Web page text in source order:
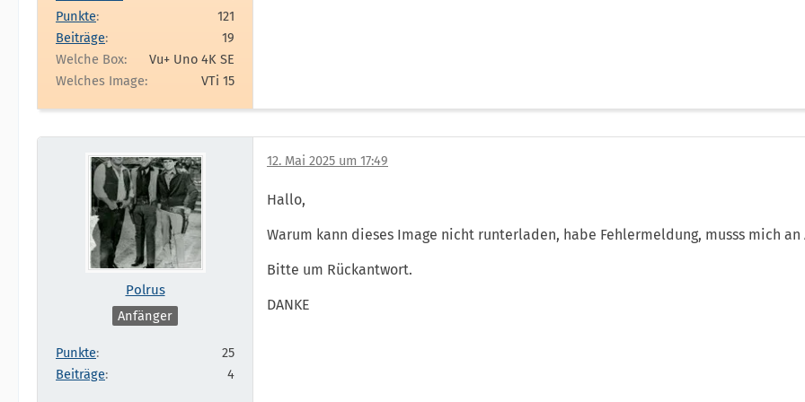
Punkte
121
Beiträge
19
Welche Box
Vu+ Uno 4K SE
Welches Image
VTi 15
Polrus
Anfänger
Punkte
25
Beiträge
4
12. Mai 2025 um 17:49
Hallo,
Warum kann dieses Image nicht runterladen, habe Fehlermeldung, musss mich
Bitte um Rückantwort.
DANKE